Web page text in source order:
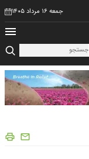
جمعه ۱۶ مرداد ۱۴۰۵